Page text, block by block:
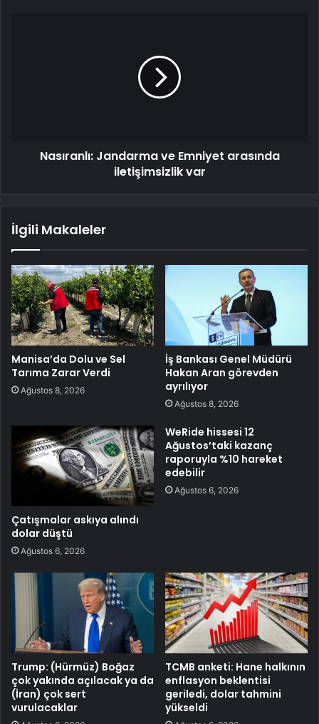
Nasıranlı: Jandarma ve Emniyet arasında
iletişimsizlik var
İlgili Makaleler
Manisa’da Dolu ve Sel
Tarıma Zarar Verdi
Ağustos 8, 2026
İş Bankası Genel Müdürü
Hakan Aran görevden
ayrılıyor
Ağustos 8, 2026
Çatışmalar askıya alındı
dolar düştü
Ağustos 6, 2026
WeRide hissesi 12
Ağustos’taki kazanç
raporuyla %10 hareket
edebilir
Ağustos 6, 2026
Trump: (Hürmüz) Boğaz
çok yakında açılacak ya da
(İran) çok sert
vurulacaklar
TCMB anketi: Hane halkının
enflasyon beklentisi
geriledi, dolar tahmini
yükseldi